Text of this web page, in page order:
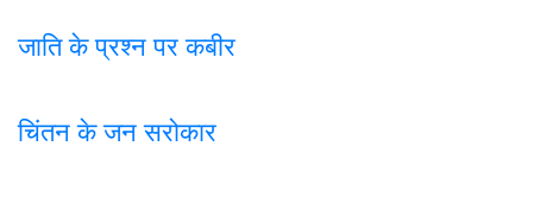
जाति के प्रश्न पर कबीर
चिंतन के जन सरोकार